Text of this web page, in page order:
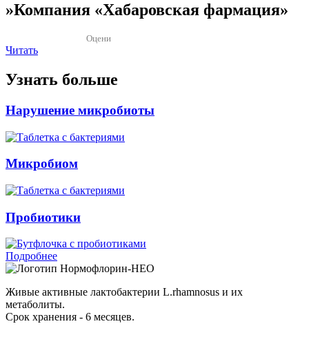
»Компания «Хабаровская фармация»
Оцени
Читать
Узнать больше
Нарушение микробиоты
Микробиом
Пробиотики
Подробнее
Нормофлорин-НЕО
Живые активные лактобактерии L.rhamnosus и их
метаболиты.
Срок хранения - 6 месяцев.